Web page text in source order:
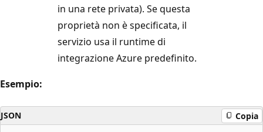
in una rete privata). Se questa
proprietà non è specificata, il
servizio usa il runtime di
integrazione Azure predefinito.
Esempio:
JSON Copia